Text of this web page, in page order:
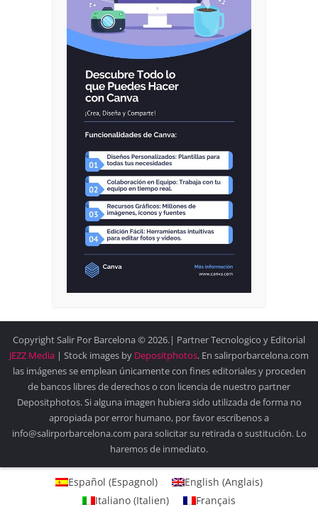
Copyright Salir Por Barcelona © 2026.| Partner Tecnologico y Editorial
JEZZ Media | Stock images by Depositphotos. En salirporbarcelona.com
las imágenes se emplean únicamente con fines editoriales y proceden
de bancos libres de derechos o con licencia de nuestro partner
Depositphotos. Si alguna imagen hubiera sido utilizada de forma no
apropiada por error humano, por favor escríbenos a
info@salirporbarcelona.com para solicitar su retirada o sustitución. Lo
haremos de inmediato.
Español (Espagnol) English (Anglais)
Italiano (Italien) Français